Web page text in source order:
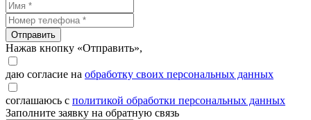
Отправить
Нажав кнопку «Отправить»,
даю согласие на обработку своих персональных данных
соглашаюсь с политикой обработки персональных данных
Заполните заявку на обратную связь